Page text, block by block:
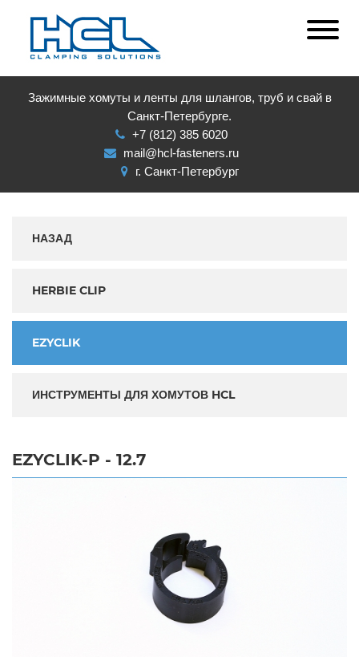
Зажимные хомуты и ленты для шлангов, труб и свай в
Санкт-Петербурге.
+7 (812) 385 6020
mail@hcl-fasteners.ru
г. Санкт-Петербург
НАЗАД
HERBIE CLIP
EZYCLIK
ИНСТРУМЕНТЫ ДЛЯ ХОМУТОВ HCL
EZYCLIK-P - 12.7